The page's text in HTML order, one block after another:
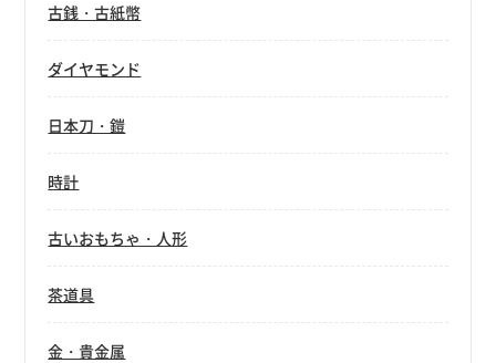
古銭・古紙幣
ダイヤモンド
日本刀・鎧
時計
古いおもちゃ・人形
茶道具
金・貴金属